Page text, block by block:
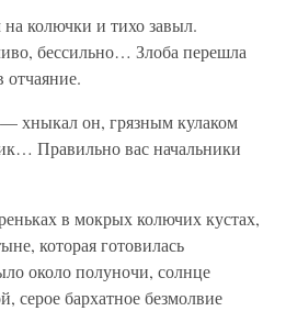
колючки и тихо завыл.
бессильно… Злоба перешла
отчаяние.
он, грязным кулаком
Правильно вас начальники
в мокрых колючих кустах,
которая готовилась
около полуночи, солнце
серое бархатное безмолвие